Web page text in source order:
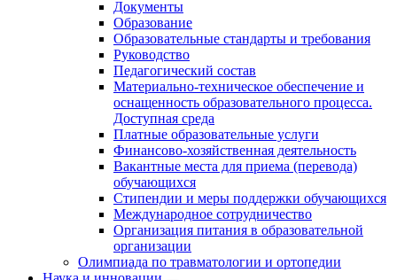
Документы
Образование
Образовательные стандарты и требования
Руководство
Педагогический состав
Материально-техническое обеспечение и
оснащенность образовательного процесса.
Доступная среда
Платные образовательные услуги
Финансово-хозяйственная деятельность
Вакантные места для приема (перевода)
обучающихся
Стипендии и меры поддержки обучающихся
Международное сотрудничество
Организация питания в образовательной
организации
Олимпиада по травматологии и ортопедии